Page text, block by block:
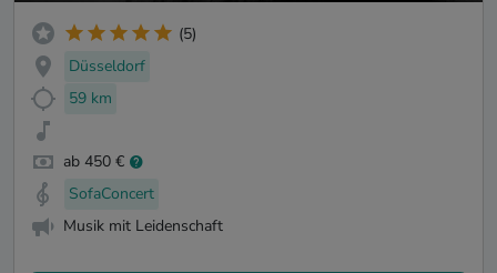
(5)
Düsseldorf
59 km
ab 450 €
SofaConcert
Musik mit Leidenschaft